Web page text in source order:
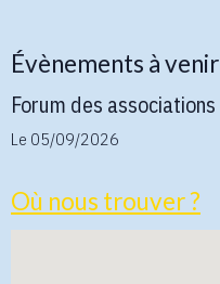
Évènements à venir
Forum des associations
Le 05/09/2026
Où nous trouver ?